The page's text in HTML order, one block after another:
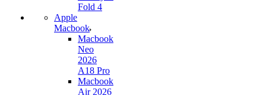
Fold 4
Apple
Macbook
Macbook
Neo
2026
A18 Pro
Macbook
Air 2026